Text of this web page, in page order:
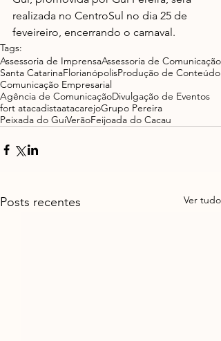
realizada no CentroSul no dia 25 de
feveireiro, encerrando o carnaval.
Tags:
Assessoria de ImprensaAssessoria de Comunicação
Santa CatarinaFlorianópolisProdução de Conteúdo
Comunicação Empresarial
Agência de ComunicaçãoDivulgação de Eventos
fort atacadistaatacarejoGrupo Pereira
Peixada do GuiVerãoFeijoada do Cacau
Posts recentes Ver tudo